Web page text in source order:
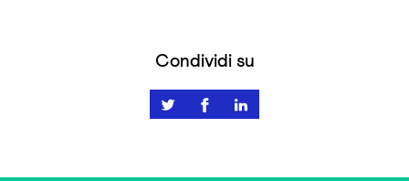
Condividi su